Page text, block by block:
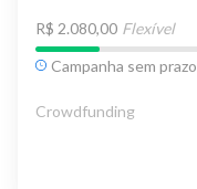
R$ 2.080,00 Flexível
Campanha sem prazo
Crowdfunding